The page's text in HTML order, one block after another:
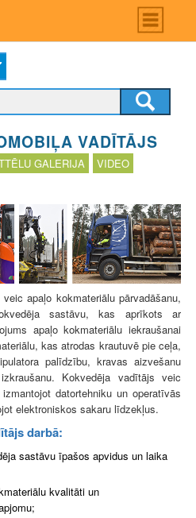
Main
menu
VADĪTĀJS
GALERIJA
VIDEO
apaļo kokmateriālu pārvadāšanu,
sastāvu, kas aprīkots ar
apaļo kokmateriālu iekraušanai
kas atrodas krautuvē pie ceļa,
palīdzību, kravas aizvešanu
Kokvedēja vadītājs veic
datortehniku un operatīvās
elektroniskos sakaru līdzekļus.
darbā:
sastāvu īpašos apvidus un laika
kvalitāti un